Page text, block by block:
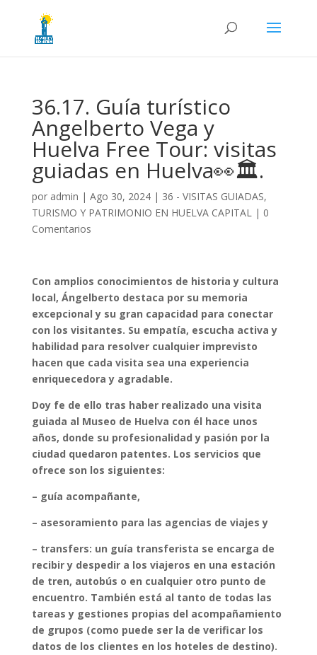
36.17. Guía turístico
Angelberto Vega y
Huelva Free Tour: visitas
guiadas en Huelva👀🏛️.
por admin | Ago 30, 2024| 36 - VISITAS GUIADAS,
TURISMO Y PATRIMONIO EN HUELVA CAPITAL| 0
Comentarios
Con amplios conocimientos de historia y cultura
local, Ángelberto destaca por su memoria
excepcional y su gran capacidad para conectar
con los visitantes. Su empatía, escucha activa y
habilidad para resolver cualquier imprevisto
hacen que cada visita sea una experiencia
enriquecedora y agradable.
Doy fe de ello tras haber realizado una visita
guiada al Museo de Huelva con él hace unos
años, donde su profesionalidad y pasión por la
ciudad quedaron patentes. Los servicios que
ofrece son los siguientes:
– guía acompañante,
– asesoramiento para las agencias de viajes y
– transfers: un guía transferista se encarga de
recibir y despedir a los viajeros en una estación
de tren, autobús o en cualquier otro punto de
encuentro. También está al tanto de todas las
tareas y gestiones propias del acompañamiento
de grupos (como puede ser la de verificar los
datos de los clientes en los hoteles de destino).